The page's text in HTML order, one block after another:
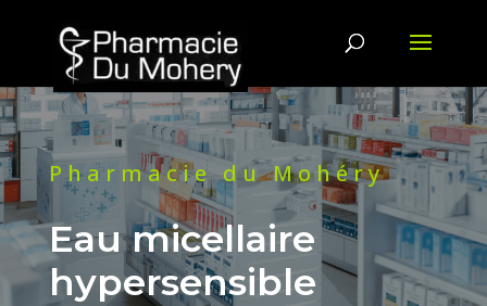
Pharmacie du Mohéry
Eau micellaire
hypersensible